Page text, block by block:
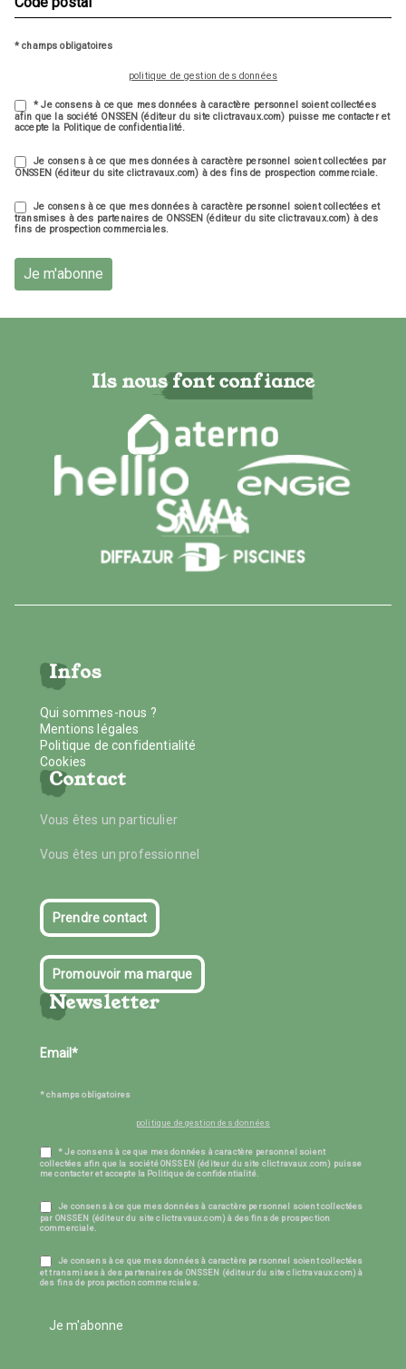
* champs obligatoires
politique de gestion des données
* Je consens à ce que mes données à caractère personnel soient collectées
afin que la société ONSSEN (éditeur du site clictravaux.com) puisse me contacter et
accepte la Politique de confidentialité.
Je consens à ce que mes données à caractère personnel soient collectées par
ONSSEN (éditeur du site clictravaux.com) à des fins de prospection commerciale.
Je consens à ce que mes données à caractère personnel soient collectées et
transmises à des partenaires de ONSSEN (éditeur du site clictravaux.com) à des
fins de prospection commerciales.
Je m'abonne
Ils nous font confiance
Infos
Qui sommes-nous ?
Mentions légales
Politique de confidentialité
Cookies
Contact
Vous êtes un particulier
Vous êtes un professionnel
Prendre contact
Promouvoir ma marque
Newsletter
* champs obligatoires
politique de gestion des données
* Je consens à ce que mes données à caractère personnel soient
collectées afin que la société ONSSEN (éditeur du site clictravaux.com) puisse
me contacter et accepte la Politique de confidentialité.
Je consens à ce que mes données à caractère personnel soient collectées
par ONSSEN (éditeur du site clictravaux.com) à des fins de prospection
commerciale.
Je consens à ce que mes données à caractère personnel soient collectées
et transmises à des partenaires de ONSSEN (éditeur du site clictravaux.com) à
des fins de prospection commerciales.
Je m'abonne